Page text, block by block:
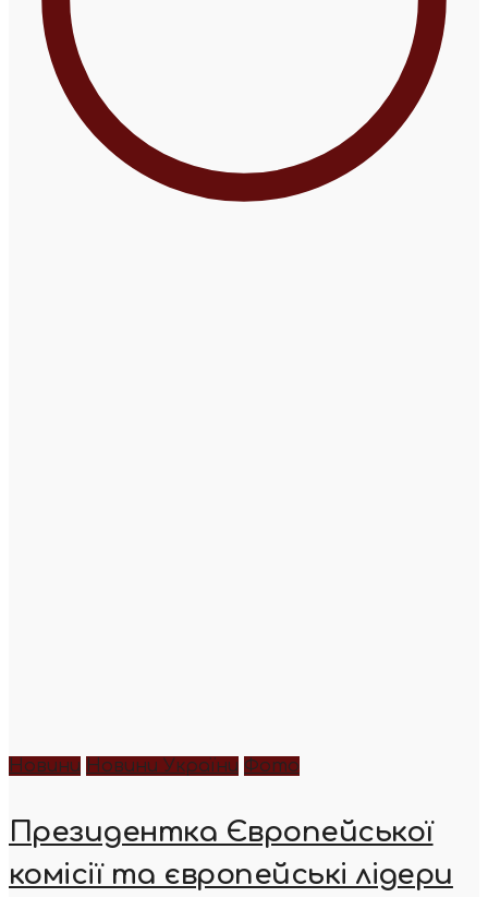
Новини Новини України Фото
Президентка Європейської
комісії та європейські лідери